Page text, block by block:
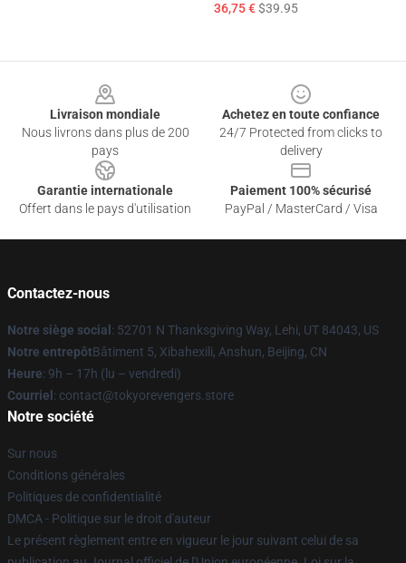
36,75 €$39.95
Livraison mondiale
Nous livrons dans plus de 200
pays
Achetez en toute confiance
24/7 Protected from clicks to
delivery
Garantie internationale
Offert dans le pays d'utilisation
Paiement 100% sécurisé
PayPal / MasterCard / Visa
Contactez-nous
Notre siège social : 52701 N Thanksgiving Way, Lehi, UT 84043, US
Notre entrepôtBâtiment 5, Xibahexili, Anshun, Beijing, CN
Heure: 9h – 17h (lu – vendredi)
Courriel : contact@tokyorevengers.store
Notre société
Sur nous
Conditions générales
Politiques de confidentialité
DMCA - Politique sur le droit d'auteur
Le présent règlement entre en vigueur le jour suivant celui de sa